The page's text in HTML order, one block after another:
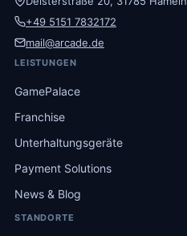
+49 5151 7832172
mail@arcade.de
LEISTUNGEN
GamePalace
Franchise
Unterhaltungsgeräte
Payment Solutions
News & Blog
STANDORTE